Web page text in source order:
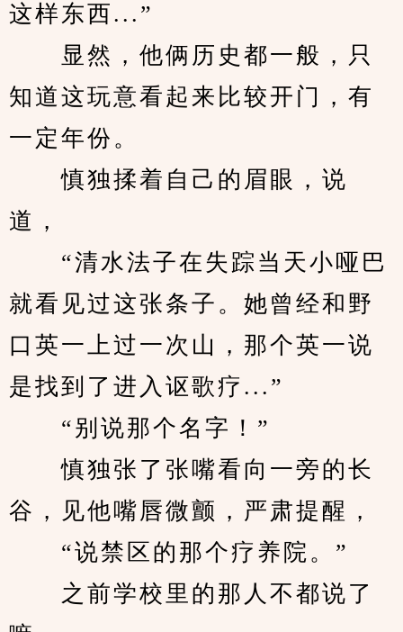
这样东西...”
显然，他俩历史都一般，只
知道这玩意看起来比较开门，有
一定年份。
慎独揉着自己的眉眼，说
道，
“清水法子在失踪当天小哑巴
就看见过这张条子。她曾经和野
口英一上过一次山，那个英一说
是找到了进入讴歌疗...”
“别说那个名字！”
慎独张了张嘴看向一旁的长
谷，见他嘴唇微颤，严肃提醒，
“说禁区的那个疗养院。”
之前学校里的那人不都说了